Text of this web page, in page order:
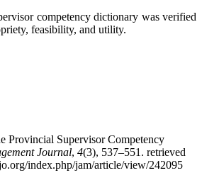
competency dictionary was verified
feasibility, and utility.
Provincial Supervisor Competency
Journal, 4(3), 537–551. retrieved
index.php/jam/article/view/242095